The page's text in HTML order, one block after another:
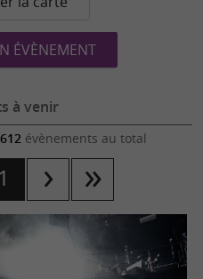
ÉVÈNEMENT
à venir
612évènements au total
1